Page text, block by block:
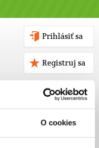
O cookies
Prihlásiť sa
Registruj sa